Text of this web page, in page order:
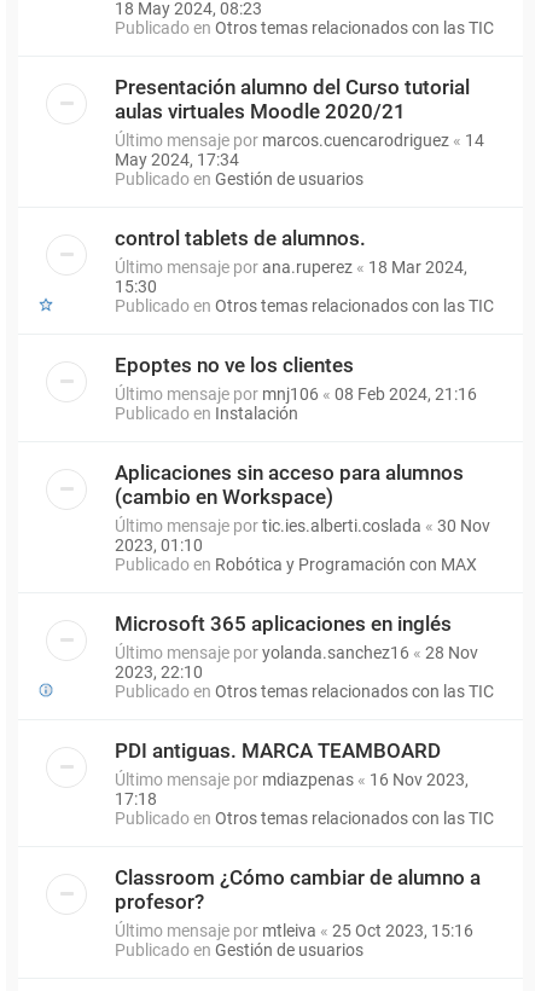
18 May 2024, 08:23
Publicado en Otros temas relacionados con las TIC
Presentación alumno del Curso tutorial
aulas virtuales Moodle 2020/21
Último mensaje por marcos.cuencarodriguez « 14
May 2024, 17:34
Publicado en Gestión de usuarios
control tablets de alumnos.
Último mensaje porana.ruperez « 18 Mar 2024,
15:30
Publicado en Otros temas relacionados con las TIC
Epoptes no ve los clientes
Último mensaje por mnj106 « 08 Feb 2024, 21:16
Publicado en Instalación
Aplicaciones sin acceso para alumnos
(cambio en Workspace)
Último mensaje portic.ies.alberti.coslada « 30 Nov
2023, 01:10
Publicado en Robótica y Programación con MAX
Microsoft 365 aplicaciones en inglés
Último mensaje poryolanda.sanchez16 « 28 Nov
2023, 22:10
Publicado en Otros temas relacionados con las TIC
PDI antiguas. MARCA TEAMBOARD
Último mensaje por mdiazpenas « 16 Nov 2023,
17:18
Publicado en Otros temas relacionados con las TIC
Classroom ¿Cómo cambiar de alumno a
profesor?
Último mensaje por mtleiva « 25 Oct 2023, 15:16
Publicado en Gestión de usuarios